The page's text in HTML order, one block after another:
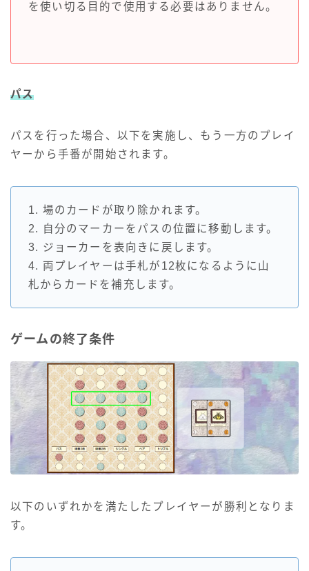
を使い切る目的で使用する必要はありません。
パス
パスを行った場合、以下を実施し、もう一方のプレイ
ヤーから手番が開始されます。
1. 場のカードが取り除かれます。
2. 自分のマーカーをパスの位置に移動します。
3. ジョーカーを表向きに戻します。
4. 両プレイヤーは手札が12枚になるように山
札からカードを補充します。
ゲームの終了条件
以下のいずれかを満たしたプレイヤーが勝利となりま
す。